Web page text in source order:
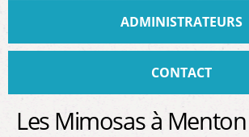
ADMINISTRATEURS
CONTACT
Les Mimosas à Menton